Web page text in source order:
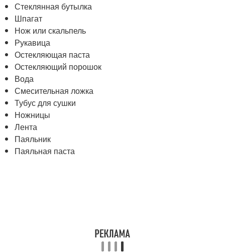
Стеклянная бутылка
Шпагат
Нож или скальпель
Рукавица
Остекляющая паста
Остекляющий порошок
Вода
Смесительная ложка
Тубус для сушки
Ножницы
Лента
Паяльник
Паяльная паста